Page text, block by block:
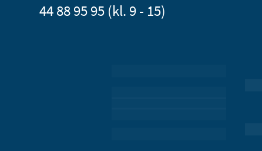
44 88 95 95 (kl. 9 - 15)